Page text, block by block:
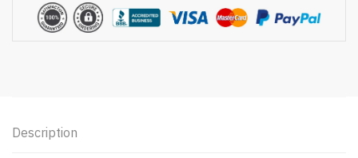
Description